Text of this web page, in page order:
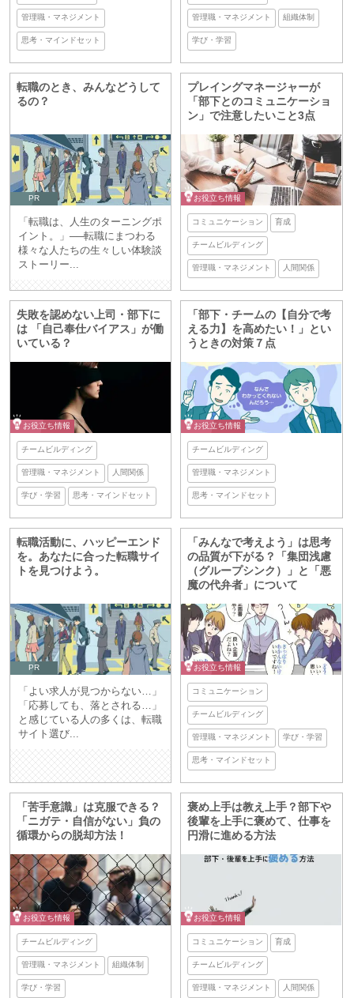
管理職・マネジメント
思考・マインドセット
管理職・マネジメント 組織体制
学び・学習
転職のとき、みんなどうして
るの？
PR
「転職は、人生のターニングポ
イント。」──転職にまつわる
様々な人たちの生々しい体験談
ストーリー...
プレイングマネージャーが
「部下とのコミュニケーショ
ン」で注意したいこと3点
お役立ち情報
コミュニケーション 育成
チームビルディング
管理職・マネジメント 人間関係
失敗を認めない上司・部下に
は 「自己奉仕バイアス」が働
いている？
お役立ち情報
チームビルディング
管理職・マネジメント 人間関係
学び・学習 思考・マインドセット
「部下・チームの【自分で考
える力】を高めたい！」とい
うときの対策７点
お役立ち情報
チームビルディング
管理職・マネジメント
思考・マインドセット
転職活動に、ハッピーエンド
を。あなたに合った転職サイ
トを見つけよう。
PR
「よい求人が見つからない…」
「応募しても、落とされる…」
と感じている人の多くは、転職
サイト選び...
「みんなで考えよう」は思考
の品質が下がる？「集団浅慮
（グループシンク）」と「悪
魔の代弁者」について
お役立ち情報
コミュニケーション
チームビルディング
管理職・マネジメント 学び・学習
思考・マインドセット
「苦手意識」は克服できる？
「ニガテ・自信がない」負の
循環からの脱却方法！
お役立ち情報
チームビルディング
管理職・マネジメント 組織体制
学び・学習
褒め上手は教え上手？部下や
後輩を上手に褒めて、仕事を
円滑に進める方法
お役立ち情報
コミュニケーション 育成
チームビルディング
管理職・マネジメント 人間関係